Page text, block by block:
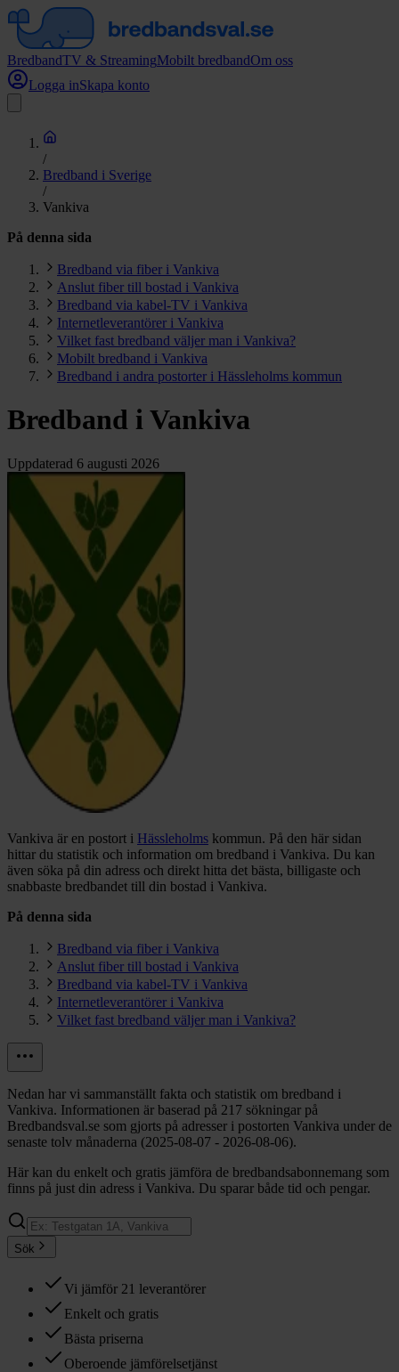
BredbandTV & StreamingMobilt bredbandOm oss
Logga inSkapa konto
/
Bredband i Sverige
/
Vankiva
På denna sida
Bredband via fiber i Vankiva
Anslut fiber till bostad i Vankiva
Bredband via kabel-TV i Vankiva
Internetleverantörer i Vankiva
Vilket fast bredband väljer man i Vankiva?
Mobilt bredband i Vankiva
Bredband i andra postorter i Hässleholms kommun
Bredband i Vankiva
Uppdaterad 6 augusti 2026
Vankiva är en postort i Hässleholms kommun. På den här sidan
hittar du statistik och information om bredband i Vankiva. Du kan
även söka på din adress och direkt hitta det bästa, billigaste och
snabbaste bredbandet till din bostad i Vankiva.
På denna sida
Bredband via fiber i Vankiva
Anslut fiber till bostad i Vankiva
Bredband via kabel-TV i Vankiva
Internetleverantörer i Vankiva
Vilket fast bredband väljer man i Vankiva?
Nedan har vi sammanställt fakta och statistik om bredband i
Vankiva. Informationen är baserad på 217 sökningar på
Bredbandsval.se som gjorts på adresser i postorten Vankiva under de
senaste tolv månaderna (2025-08-07 - 2026-08-06).
Här kan du enkelt och gratis jämföra de bredbandsabonnemang som
finns på just din adress i Vankiva. Du sparar både tid och pengar.
Sök
Vi jämför 21 leverantörer
Enkelt och gratis
Bästa priserna
Oberoende jämförelsetjänst